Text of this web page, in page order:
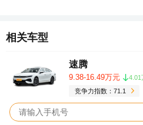
相关车型
速腾
9.38-16.49万元
4.01
竞争力指数：71.1